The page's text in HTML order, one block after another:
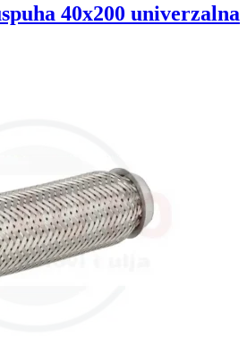
40x200 univerzalna